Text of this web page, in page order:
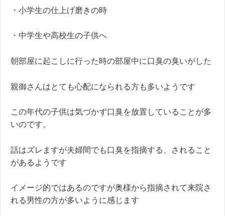
・小学生の仕上げ磨きの時
・中学生や高校生の子供へ
朝部屋に起こしに行った時の部屋中に口臭の臭いがした
親御さんはとても心配になられる方も多いようです
この年代の子供は気づかず口臭を放置していることが多
いのです。
話はズレますが夫婦間でも口臭を指摘する、されること
があるようです
イメージ的ではあるのですが奥様から指摘されて来院さ
れる男性の方が多いように感じます